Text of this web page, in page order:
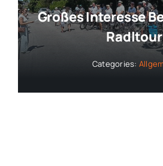
Großes Interesse
Radltour
Categories: